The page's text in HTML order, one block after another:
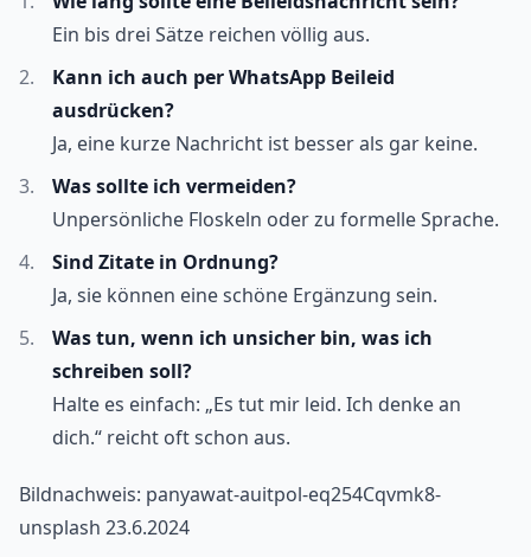
Ein bis drei Sätze reichen völlig aus.
Kann ich auch per WhatsApp Beileid
ausdrücken?
Ja, eine kurze Nachricht ist besser als gar keine.
Was sollte ich vermeiden?
Unpersönliche Floskeln oder zu formelle Sprache.
Sind Zitate in Ordnung?
Ja, sie können eine schöne Ergänzung sein.
Was tun, wenn ich unsicher bin, was ich
schreiben soll?
Halte es einfach: „Es tut mir leid. Ich denke an
dich.“ reicht oft schon aus.
Bildnachweis: panyawat-auitpol-eq254Cqvmk8-
unsplash 23.6.2024